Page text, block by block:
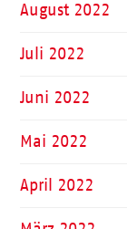
August 2022
Juli 2022
Juni 2022
Mai 2022
April 2022